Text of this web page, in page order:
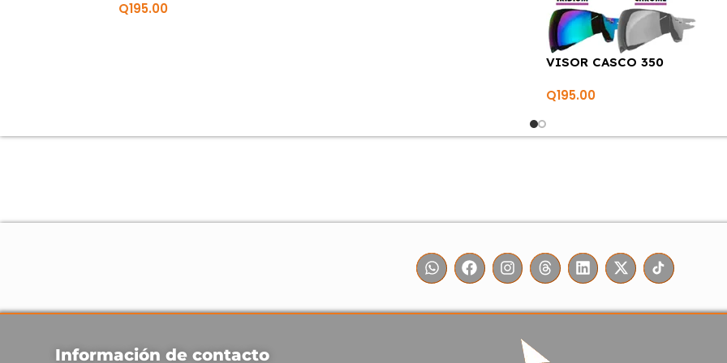
Q195.00
VISOR CASCO 350
Q195.00
Información de contacto